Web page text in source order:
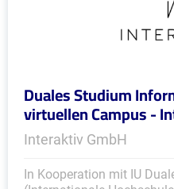
Duales Studium
virtuellen Campus -
Interaktiv GmbH
In Kooperation mit IU